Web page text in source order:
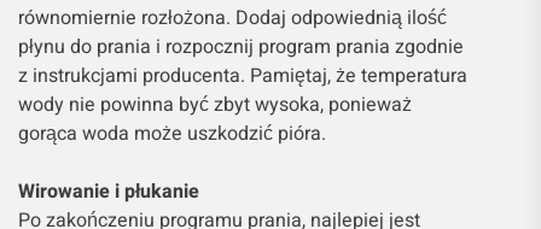
równomiernie rozłożona. Dodaj odpowiednią ilość
płynu do prania i rozpocznij program prania zgodnie
z instrukcjami producenta. Pamiętaj, że temperatura
wody nie powinna być zbyt wysoka, ponieważ
gorąca woda może uszkodzić pióra.
Wirowanie i płukanie
Po zakończeniu programu prania, najlepiej jest